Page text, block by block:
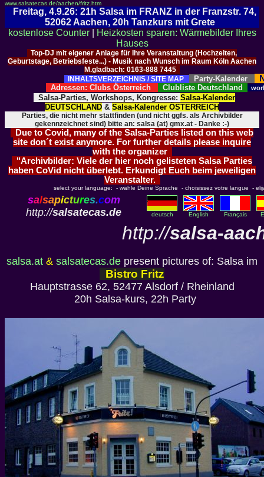
www.salsatecas.de/aachen/fritz.htm
Freitag, 4.9.26: 21h Salsa im FRANZ in der Franzstr. 74,
52062 Aachen, 20h Tanzkurs mit Grete
kostenlose Counter|
Heizkosten sparen: Wärmebilder Ihres
Hauses
Top-DJ mit eigener Anlage für Ihre Veranstaltung (Hochzeiten,
Geburtstage, Betriebsfeste...) - Musik nach Wunsch im Raum Köln Aachen
M.gladbach: 0163-888 7445
INHALTSVERZEICHNIS / SITE MAP
Party-Kalender
Adressen: Clubs Österreich Clubliste Deutschland
Salsa-Parties, Workshops, Kongresse: Salsa-Kalender
DEUTSCHLAND & Salsa-Kalender ÖSTERREICH
Parties, die nicht mehr stattfinden (und nicht ggfs. als Archivbilder
gekennzeichnet sind) bitte an: salsa (at) gmx.at - Danke :-)
Due to Covid, many of the Salsa-Parties listed on this web
site don´t exist anymore. For further details please inquire
with the organizer
"Archivbilder: Viele der hier noch gelisteten Salsa Parties
haben CoVid nicht überlebt. Erkundigt Euch beim jeweiligen
Veranstalter.
select your language: - wähle Deine Sprache - choisissez votre langue -
salsapictures.com
http://salsatecas.de deutsch English Français
http://salsa-
salsa.at & salsatecas.de present pictures of: Salsa im
Bistro Fritz
Hauptstrasse 62, 52477 Alsdorf / Rheinland
20h Salsa-kurs, 22h Party